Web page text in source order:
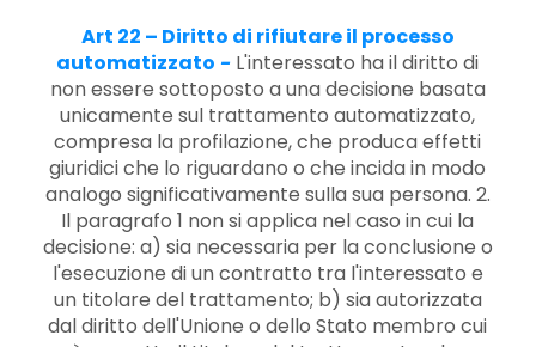
Art 22 – Diritto di rifiutare il processo
automatizzato - L'interessato ha il diritto di
non essere sottoposto a una decisione basata
unicamente sul trattamento automatizzato,
compresa la profilazione, che produca effetti
giuridici che lo riguardano o che incida in modo
analogo significativamente sulla sua persona. 2.
Il paragrafo 1 non si applica nel caso in cui la
decisione: a) sia necessaria per la conclusione o
l'esecuzione di un contratto tra l'interessato e
un titolare del trattamento; b) sia autorizzata
dal diritto dell'Unione o dello Stato membro cui